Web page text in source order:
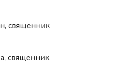
священник
священник